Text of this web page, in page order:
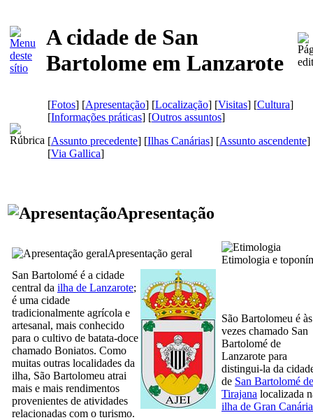
A cidade de San
Bartolome em Lanzarote
[Fotos] [Apresentação] [Localização] [Visitas] [Cultura]
[Informações práticas] [Outros assuntos]
[Assunto precedente] [Ilhas Canárias] [Assunto ascendente]
[Via Gallica]
Apresentação
Apresentação geral
Etimologia e
San Bartolomé é a cidade
central da ilha de Lanzarote;
é uma cidade
tradicionalmente agrícola e
artesanal, mais conhecido
para o cultivo de batata-doce
chamado Boniatos. Como
muitas outras localidades da
ilha, São Bartolomeu atrai
mais e mais rendimentos
provenientes de atividades
relacionadas com o turismo.
São Bartolomeu é às
vezes chamado San
Bartolomé de
Lanzarote para
distingui-la da
de San Bartolomé de
Tirajana localizada
ilha de Gran Canária